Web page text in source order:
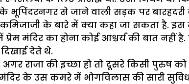
भूपिंदरनगर से जाने वाली सड़क पर
के बारे में क्या कहा जा सकता है.
मंदिर का होना कोई आश्चर्य की बात नहीं
देते थे.
राजा की इच्छा हो तो दूसरे किसी पुरुष
के उस कमरे में भोगविलास की सारी